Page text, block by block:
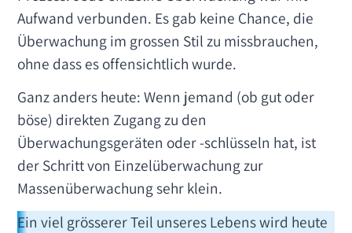
Aufwand verbunden. Es gab keine Chance, die
Überwachung im grossen Stil zu missbrauchen,
ohne dass es offensichtlich wurde.
Ganz anders heute: Wenn jemand (ob gut oder
böse) direkten Zugang zu den
Überwachungsgeräten oder -schlüsseln hat, ist
der Schritt von Einzelüberwachung zur
Massenüberwachung sehr klein.
Ein viel grösserer Teil unseres Lebens wird heute